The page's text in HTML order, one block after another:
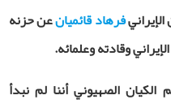
فرهاد قائميانعن حزنه
وقادته وعلمائه.
الصهيوني أننا لم نبدأ